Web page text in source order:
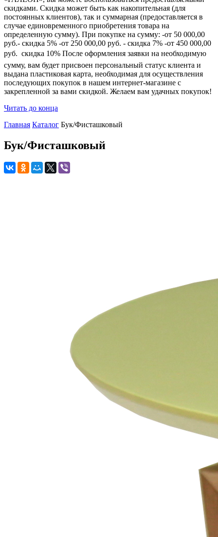
скидками. Скидка может быть как накопительная (для
постоянных клиентов), так и суммарная (предоставляется в
случае единовременного приобретения товара на
определенную сумму). При покупке на сумму: -от 50 000,00
руб.- скидка 5% -от 250 000,00 руб. - скидка 7% -от 450 000,00
руб.  скидка 10% После оформления заявки на необходимую
сумму, вам будет присвоен персональный статус клиента и
выдана пластиковая карта, необходимая для осуществления
последующих покупок в нашем интернет-магазине с
закрепленной за вами скидкой. Желаем вам удачных покупок!
Читать до конца
Главная Каталог Бук/Фисташковый
Бук/Фисташковый